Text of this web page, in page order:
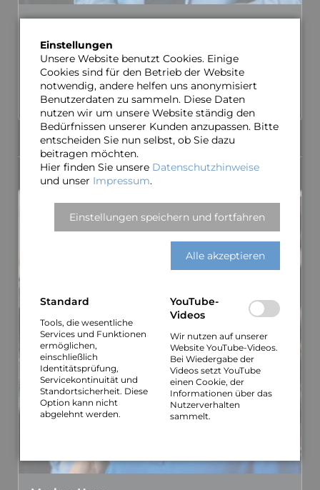
Gründungs­­mitglied und künstleri­scher Leiter der A-
cappella-Formation „MAYBE­BOP”. Zahl­reiche seiner Chor-
Arrange­ments haben sich zu wahren Hits in der Chor­­szene
entwickelt.
MEHR ÜBER OLIVER…
band
Einstellungen
Unsere Website benutzt Cookies. Einige
Cookies sind für den Betrieb der Website
notwendig, andere helfen uns anonymisiert
Benutzerdaten zu sammeln. Diese Daten
nutzen wir um unsere Website ständig den
Bedürfnissen unserer Kunden anzupassen. Bitte
entscheiden Sie nun selbst, ob Sie dazu
beitragen möchten.
Hier finden Sie unsere Datenschutzhinweise
und unser Impressum.
Einstellungen speichern und fortfahren
Alle akzeptieren
Standard
Tools, die wesentliche
Services und Funktionen
ermöglichen,
einschließlich
Identitätsprüfung,
Servicekontinuität und
Standortsicherheit. Diese
Option kann nicht
abgelehnt werden.
YouTube-
Videos
Wir nutzen auf unserer
Website YouTube-Videos.
Bei Wiedergabe der
Videos setzt YouTube
einen Cookie, der
Informationen über das
Nutzerverhalten
sammelt.